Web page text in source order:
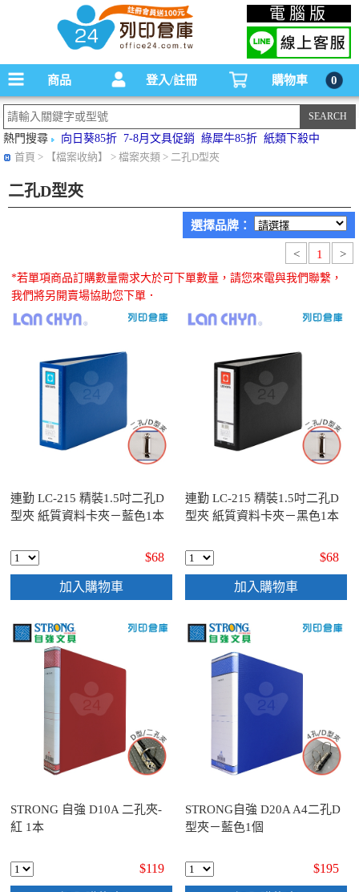
碳粉匣，墨水匣,原廠碳粉匣，副廠碳粉匣，環保碳粉匣,連續供墨印表機-office24列印
倉庫線上購物手機版
電腦版
商品 登入/註冊 購物車 0
熱門搜尋 向日葵85折 7-8月文具促銷 綠犀牛85折 紙類下殺中
首頁 > 【檔案收納】 > 檔案夾類 > 二孔D型夾
二孔D型夾
選擇品牌：
< 1 >
*若單項商品訂購數量需求大於可下單數量，請您來電與我們聯繫，
我們將另開賣場協助您下單．
連勤 LC-215 精裝1.5吋二孔D
型夾 紙質資料卡夾－藍色1本
$68
加入購物車
連勤 LC-215 精裝1.5吋二孔D
型夾 紙質資料卡夾－黑色1本
$68
加入購物車
STRONG 自強 D10A 二孔夾-
紅 1本
$119
STRONG自強 D20A A4二孔D
型夾－藍色1個
$195